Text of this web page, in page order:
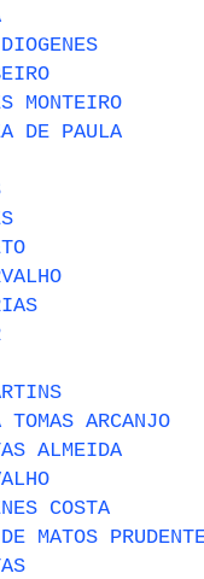
MONTEIRO
DE PAULA
ARCANJO
ALMEIDA
COSTA
MATOS